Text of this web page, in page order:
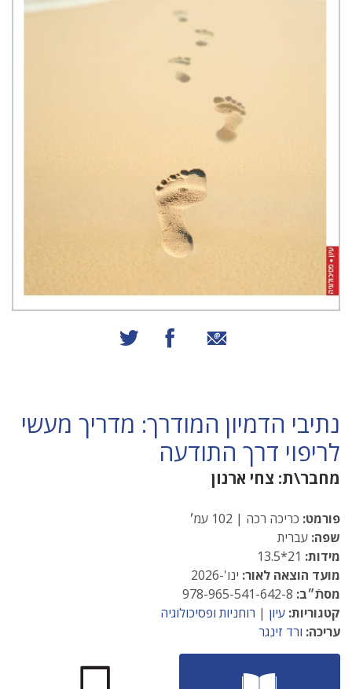
שיתוף באמצעות אימייל
שיתוף בפייסבוק
נתיבי הדמיון המודרך: מדריך מעשי
לריפוי דרך התודעה
מחבר\ת: צחי ארנון
פורמט: כריכה רכה | 102 עמ׳
שפה: עברית
מידות:
מועד הוצאה לאור: ינו'-2026
מסתֿ״ב:
קטגוריות: עיון | רוחניות ופסיכולוגיה
עריכה: ורד זינגר